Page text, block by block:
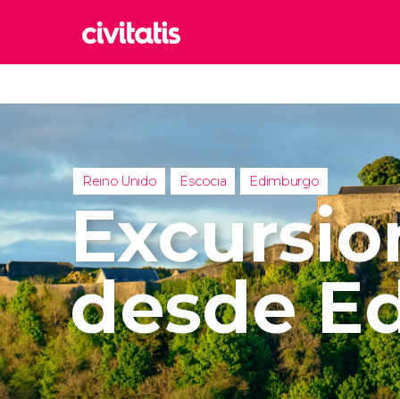
Italia
Reino
Reino
Praga
Reino Unido Escocia Edimburgo
desde